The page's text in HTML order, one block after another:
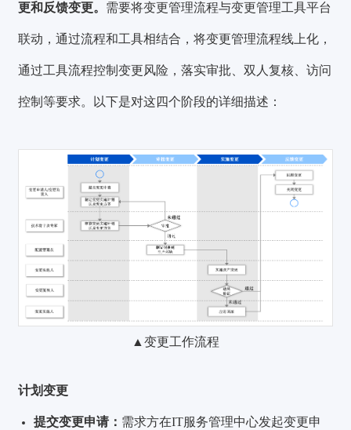
更和反馈变更。 需要将变更管理流程与变更管理工具平台
联动，通过流程和工具相结合，将变更管理流程线上化，
通过工具流程控制变更风险，落实审批、双人复核、访问
控制等要求。以下是对这四个阶段的详细描述：
▲变更工作流程
计划变更
提交变更申请： 需求方在IT服务管理中心发起变更申